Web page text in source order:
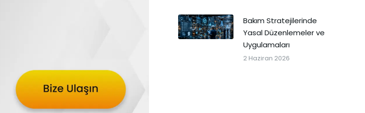
Bakım Stratejilerinde
Yasal Düzenlemeler ve
Uygulamaları
2 Haziran 2026